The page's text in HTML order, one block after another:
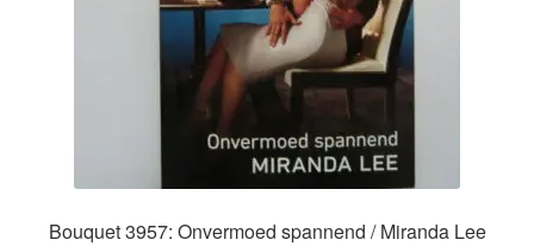
Bouquet 3957: Onvermoed spannend / Miranda Lee